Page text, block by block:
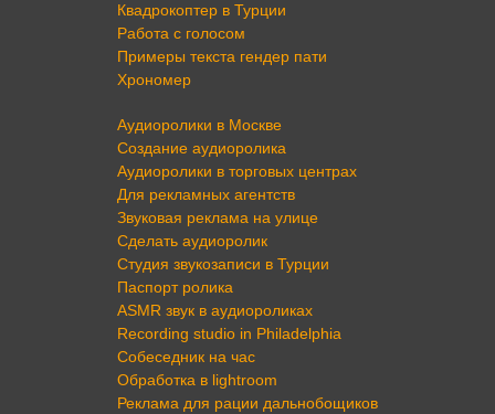
Квадрокоптер в Турции
Работа с голосом
Примеры текста гендер пати
Хрономер
Аудиоролики в Москве
Создание аудиоролика
Аудиоролики в торговых центрах
Для рекламных агентств
Звуковая реклама на улице
Сделать аудиоролик
Студия звукозаписи в Турции
Паспорт ролика
ASMR звук в аудиороликах
Recording studio in Philadelphia
Собеседник на час
Обработка в lightroom
Реклама для рации дальнобощиков